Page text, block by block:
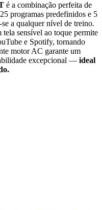
é a combinação perfeita de
programas predefinidos e 5
a qualquer nível de treino.
sensível ao toque permite
e Spotify, tornando
motor AC garante um
excepcional — ideal